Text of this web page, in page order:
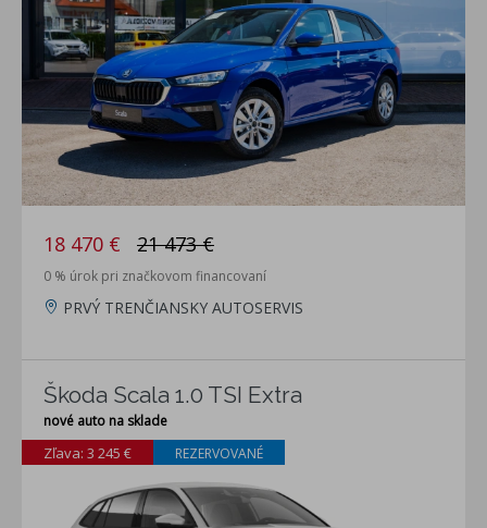
18 470 € 21 473 €
0 % úrok pri značkovom financovaní
PRVÝ TRENČIANSKY AUTOSERVIS
Škoda Scala 1.0 TSI Extra
nové auto na sklade
Zľava: 3 245 € REZERVOVANÉ